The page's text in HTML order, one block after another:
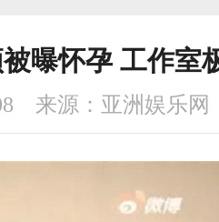
曝怀孕 工作室
来源：亚洲娱乐网